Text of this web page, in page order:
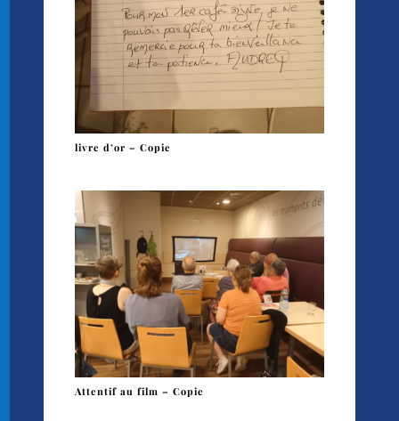
livre d’or – Copie
Attentif au film – Copie